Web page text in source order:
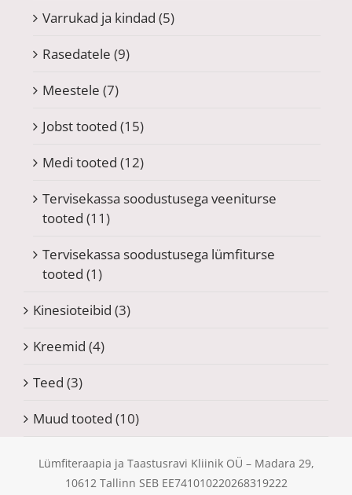
Varrukad ja kindad (5)
Rasedatele (9)
Meestele (7)
Jobst tooted (15)
Medi tooted (12)
Tervisekassa soodustusega veeniturse
tooted (11)
Tervisekassa soodustusega lümfiturse
tooted (1)
Kinesioteibid (3)
Kreemid (4)
Teed (3)
Muud tooted (10)
Lümfiteraapia ja Taastusravi Kliinik OÜ – Madara 29,
10612 Tallinn SEB EE741010220268319222